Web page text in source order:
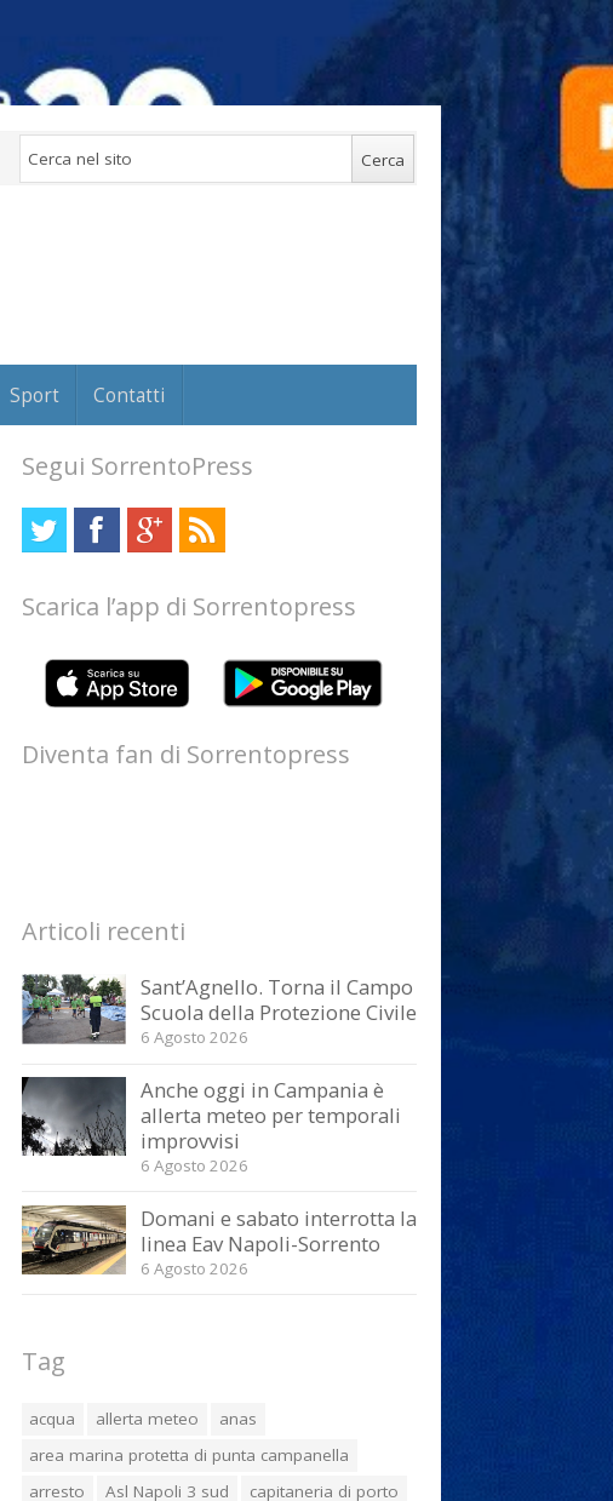
Sport Contatti
Segui SorrentoPress
Scarica l’app di Sorrentopress
Diventa fan di Sorrentopress
Articoli recenti
Sant’Agnello. Torna il Campo
Scuola della Protezione Civile
6 Agosto 2026
Anche oggi in Campania è
allerta meteo per temporali
improvvisi
6 Agosto 2026
Domani e sabato interrotta la
linea Eav Napoli-Sorrento
6 Agosto 2026
Tag
acqua allerta meteo
anas
area marina protetta di punta campanella
arresto
Asl Napoli 3 sud
capitaneria di porto